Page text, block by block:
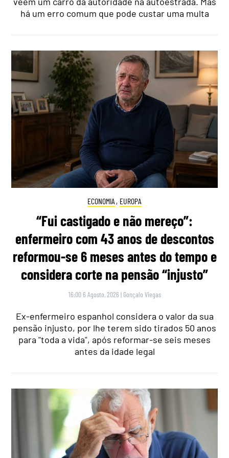
há um erro comum que pode custar uma multa
ECONOMIA , EUROPA
“Fui castigado e não mereço”:
enfermeiro com 43 anos de descontos
reformou-se 6 meses antes do tempo e
considera corte na pensão “injusto”
16:00 6 Agosto, 2026 | Gonçalo Viegas
Ex-enfermeiro espanhol considera o valor da sua
pensão injusto, por lhe terem sido tirados 50 anos
para "toda a vida", após reformar-se seis meses
antes da idade legal